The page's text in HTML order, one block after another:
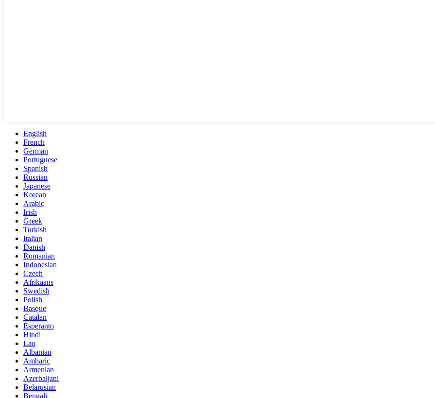
English
French
German
Portuguese
Spanish
Russian
Japanese
Korean
Arabic
Irish
Greek
Turkish
Italian
Danish
Romanian
Indonesian
Czech
Afrikaans
Swedish
Polish
Basque
Catalan
Esperanto
Hindi
Lao
Albanian
Amharic
Armenian
Azerbaijani
Belarusian
Bengali